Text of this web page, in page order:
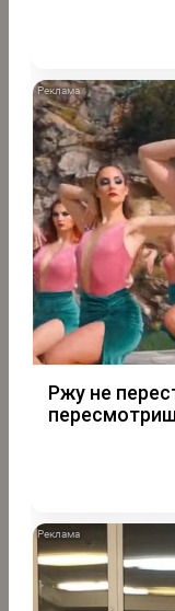
Ржу не